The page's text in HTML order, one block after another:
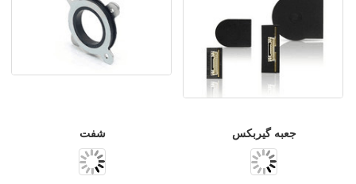
جعبه گیربکس شفت